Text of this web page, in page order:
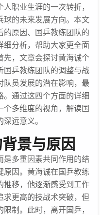
职业生涯的一次转折，
球的未来发展方向。本文
的原因、国乒教练团队的
细分析，帮助大家更全面
先，文章会探讨黄海诚个
国乒教练团队的调整与战
队员发展的潜在影响，最
通过这四个方面的详细
多维度的视角，解读国
远意义。
景与原因
是多重因素共同作用的结
原因。黄海诚在国乒教练
推移，他逐渐感受到工作
更高的技战术突破，但
制。此时，离开国乒，